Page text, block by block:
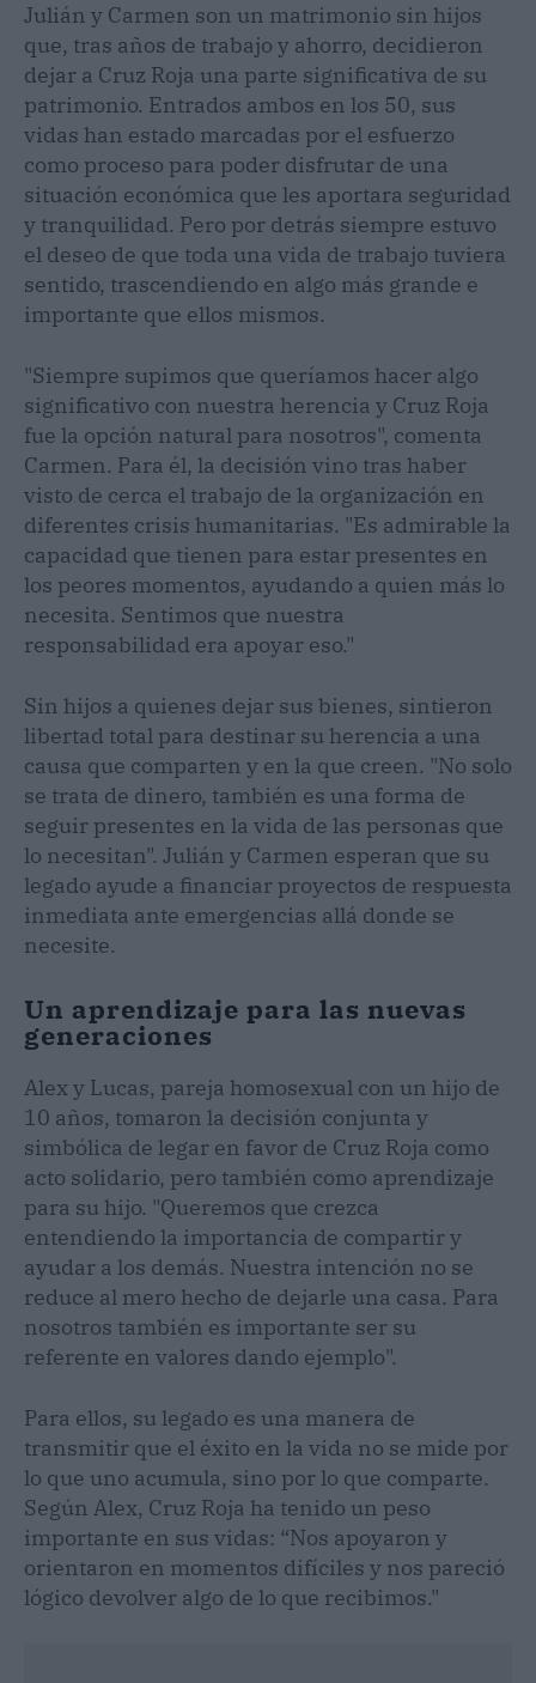
Julián y Carmen son un matrimonio sin hijos
que, tras años de trabajo y ahorro, decidieron
dejar a Cruz Roja una parte significativa de su
patrimonio. Entrados ambos en los 50, sus
vidas han estado marcadas por el esfuerzo
como proceso para poder disfrutar de una
situación económica que les aportara seguridad
y tranquilidad. Pero por detrás siempre estuvo
el deseo de que toda una vida de trabajo tuviera
sentido, trascendiendo en algo más grande e
importante que ellos mismos.
"Siempre supimos que queríamos hacer algo
significativo con nuestra herencia y Cruz Roja
fue la opción natural para nosotros", comenta
Carmen. Para él, la decisión vino tras haber
visto de cerca el trabajo de la organización en
diferentes crisis humanitarias. "Es admirable la
capacidad que tienen para estar presentes en
los peores momentos, ayudando a quien más lo
necesita. Sentimos que nuestra
responsabilidad era apoyar eso."
Sin hijos a quienes dejar sus bienes, sintieron
libertad total para destinar su herencia a una
causa que comparten y en la que creen. "No solo
se trata de dinero, también es una forma de
seguir presentes en la vida de las personas que
lo necesitan". Julián y Carmen esperan que su
legado ayude a financiar proyectos de respuesta
inmediata ante emergencias allá donde se
necesite.
Un aprendizaje para las nuevas
generaciones
Alex y Lucas, pareja homosexual con un hijo de
10 años, tomaron la decisión conjunta y
simbólica de legar en favor de Cruz Roja como
acto solidario, pero también como aprendizaje
para su hijo. "Queremos que crezca
entendiendo la importancia de compartir y
ayudar a los demás. Nuestra intención no se
reduce al mero hecho de dejarle una casa. Para
nosotros también es importante ser su
referente en valores dando ejemplo".
Para ellos, su legado es una manera de
transmitir que el éxito en la vida no se mide por
lo que uno acumula, sino por lo que comparte.
Según Alex, Cruz Roja ha tenido un peso
importante en sus vidas: “Nos apoyaron y
orientaron en momentos difíciles y nos pareció
lógico devolver algo de lo que recibimos."